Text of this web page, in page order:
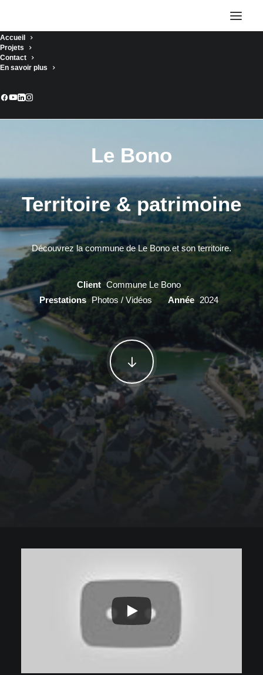
Accueil
Projets
Contact
En savoir plus
Le Bono
Territoire & patrimoine
Découvrez la commune de Le Bono et son territoire.
Client Commune Le Bono
Prestations Photos / Vidéos Année 2024